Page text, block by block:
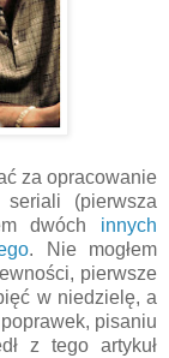
za opracowanie
(pierwsza
dwóch innych
. Nie mogłem
pierwsze
w niedzielę, a
pisaniu
z tego artykuł